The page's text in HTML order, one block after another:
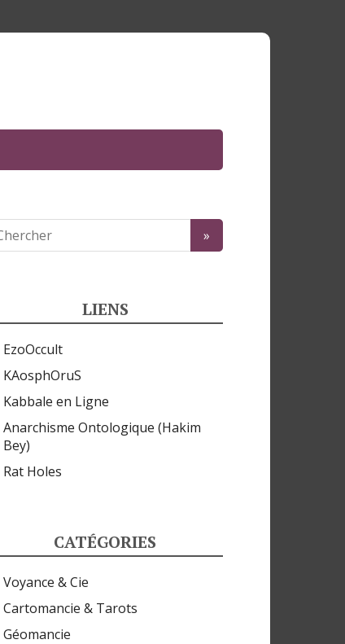
LIENS
EzoOccult
KAosphOruS
Kabbale en Ligne
Anarchisme Ontologique (Hakim
Bey)
Rat Holes
CATÉGORIES
Voyance & Cie
Cartomancie & Tarots
Géomancie